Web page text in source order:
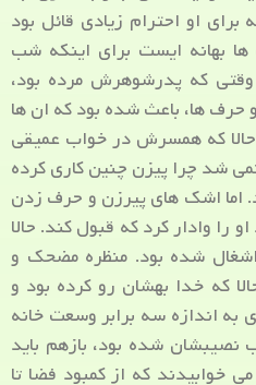
او احترام زیادی قائل بود
بهانه ایست برای اینکه شب
که پدرشوهرش مرده بود،
ها، باعث شده بود که ان ها
که همسرش در خواب عمیقی
شد چرا پیزن چنین کاری کرده
اما اشک های پیرزن و حرف زدن
را وادار کرد که قبول کند. حالا
شده بود. منظره مضحک و
که خدا بهشان رو کرده بود و
به اندازه سه برابر وسعت خانه
شده بود، بازهم باید
خوابیدند که از کمبود فضا تا